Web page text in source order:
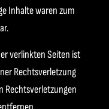
Inhalte waren zum
verlinkten Seiten ist
Rechtsverletzung
Rechtsverletzungen